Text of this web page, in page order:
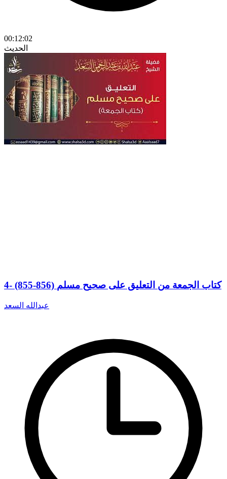
00:12:02
الحديث
4- (855-856) كتاب الجمعة من التعليق على صحيح مسلم
عبدالله السعد